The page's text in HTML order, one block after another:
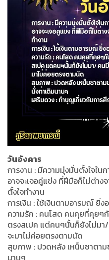
วันอังคาร
การงาน : มีความมุ่งมั่นตั้งใจใน
อาจจะเจอคู่แข่ง ที่ฝีมือก็ไม่ต่าง
ตั้งใจทำงาน
การเงิน : ใช้เงินตามอารมณ์ ยิ่
ความรัก : คนโสด คนคุยที่คุยๆ
ตรงสเปค แต่คนๆนั้นก็ยังไม่มา
จะมาไม่ค่อยตรงตามนัด
สุขภาพ : ปวดหลัง เหน็บชาตาม
นานๆ